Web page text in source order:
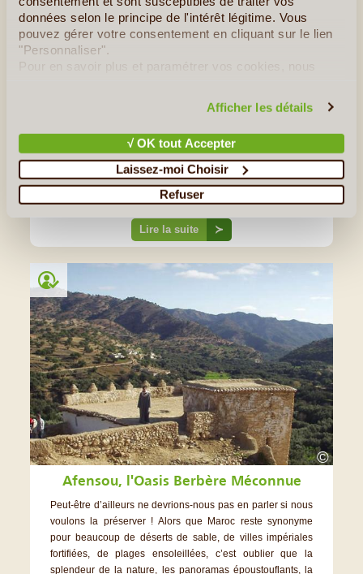
données selon le principe de l'intérêt légitime. Vous
pouvez gérer votre consentement en cliquant sur le lien
"Personnaliser".
Pour en savoir plus et paramétrer vos cookies, nous
Afficher les détails
√ OK tout Accepter
Laissez-moi Choisir
Refuser
découvrir son joli port de pêche et se détendre sur sa belle
plage de sable doré, très vite ils se rendent compte à quel
point la cité incarne un Maroc resté authentique malgré
l'essor du tourisme. Célèbre pour ses événements culturels,
sa Médina historique, sa jolie plage et son (...)
Lire la suite ≻
©
Afensou, l'Oasis Berbère Méconnue
Peut-être d’ailleurs ne devrions-nous pas en parler si nous
voulons la préserver ! Alors que Maroc reste synonyme
pour beaucoup de déserts de sable, de villes impériales
fortifiées, de plages ensoleillées, c’est oublier que la
splendeur de la nature, les panoramas époustouflants, la